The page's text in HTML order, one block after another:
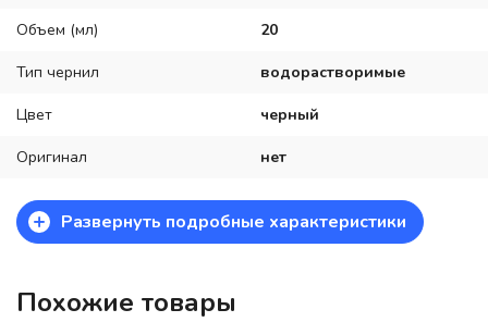
Объем (мл) 20
Тип чернил водорастворимые
Цвет черный
Оригинал нет
+ Развернуть подробные характеристики
Похожие товары